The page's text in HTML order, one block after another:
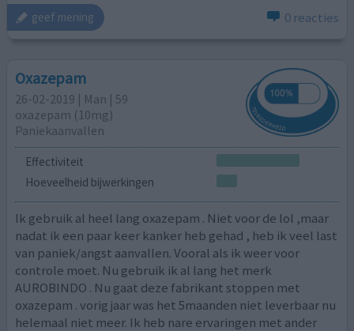
geef mening 0 reacties
Oxazepam
26-02-2019 | Man | 59
oxazepam (10mg)
Paniekaanvallen
Effectiviteit
Hoeveelheid bijwerkingen
Ik gebruik al heel lang oxazepam . Niet voor de lol ,maar
nadat ik een paar keer kanker heb gehad , heb ik veel last
van paniek/angst aanvallen. Vooral als ik weer voor
controle moet. Nu gebruik ik al lang het merk
AUROBINDO . Nu gaat deze fabrikant stoppen met
oxazepam . vorig jaar was het 5maanden niet leverbaar nu
helemaal niet meer. Ik heb nare ervaringen met ander